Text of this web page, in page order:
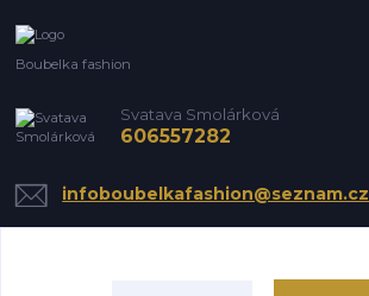
Boubelka fashion
Svatava Smolárková
606557282
infoboubelkafashion@seznam.cz